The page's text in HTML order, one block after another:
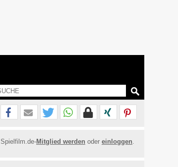
Spielfilm.de-Mitglied werden oder einloggen.